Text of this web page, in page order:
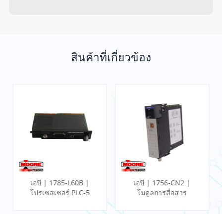
สินค้าที่เกี่ยวข้อง
เอบี | 1785-L60B |
โปรเซสเซอร์ PLC-5
เอบี | 1756-CN2 |
โมดูลการสื่อสาร